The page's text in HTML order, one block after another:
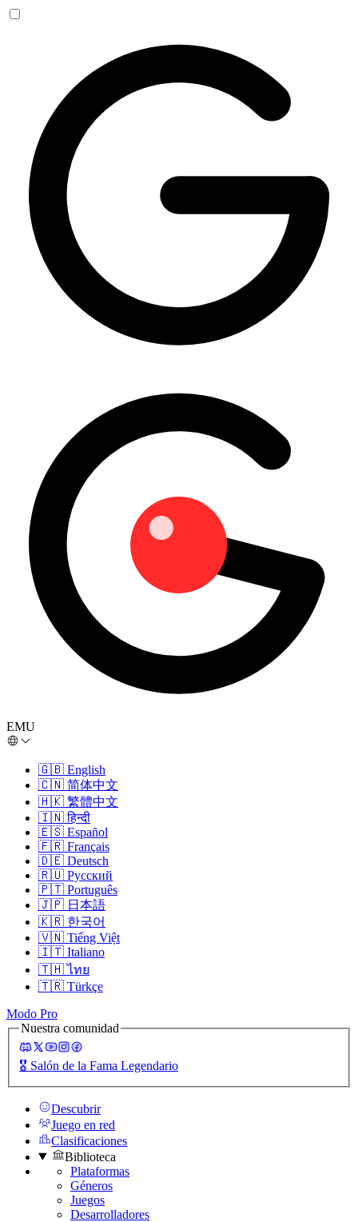
EMU
🇬🇧 English
🇨🇳 简体中文
🇭🇰 繁體中文
🇮🇳 हिन्दी
🇪🇸 Español
🇫🇷 Français
🇩🇪 Deutsch
🇷🇺 Русский
🇵🇹 Português
🇯🇵 日本語
🇰🇷 한국어
🇻🇳 Tiếng Việt
🇮🇹 Italiano
🇹🇭 ไทย
🇹🇷 Türkçe
Modo Pro
Nuestra comunidad
🎖️ Salón de la Fama Legendario
Descubrir
Juego en red
Clasificaciones
Biblioteca
Plataformas
Géneros
Juegos
Desarrolladores